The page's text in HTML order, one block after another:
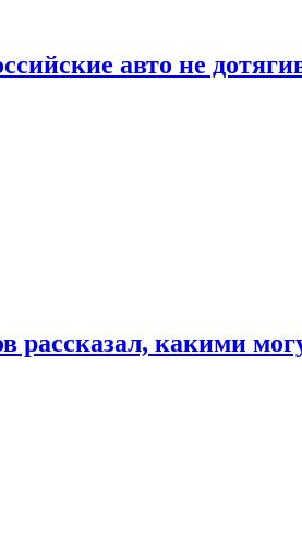
авто не
рассказал, какими